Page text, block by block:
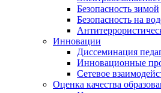
Безопасность зимой
Безопасность на
Инновации
Диссеминация
Инновационные
Сетевое
Оценка качества